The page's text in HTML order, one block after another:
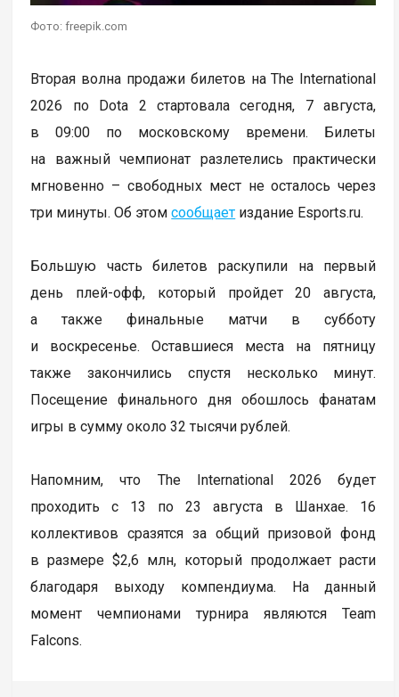
Фото: freepik.com
Вторая волна продажи билетов на The International
2026 по Dota 2 стартовала сегодня, 7 августа,
в 09:00 по московскому времени. Билеты
на важный чемпионат разлетелись практически
мгновенно – свободных мест не осталось через
три минуты. Об этомсообщает издание Esports.ru.
Большую часть билетов раскупили на первый
день плей-офф, который пройдет 20 августа,
а также финальные матчи в субботу
и воскресенье. Оставшиеся места на пятницу
также закончились спустя несколько минут.
Посещение финального дня обошлось фанатам
игры в сумму около 32 тысячи рублей.
Напомним, что The International 2026 будет
проходить с 13 по 23 августа в Шанхае. 16
коллективов сразятся за общий призовой фонд
в размере $2,6 млн, который продолжает расти
благодаря выходу компендиума. На данный
момент чемпионами турнира являются Team
Falcons.